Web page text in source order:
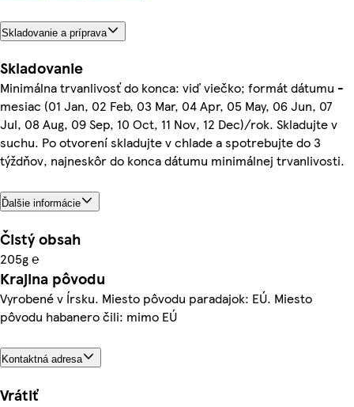
Skladovanie a príprava
Skladovanie
Minimálna trvanlivosť do konca: viď viečko; formát dátumu -
mesiac (01 Jan, 02 Feb, 03 Mar, 04 Apr, 05 May, 06 Jun, 07
Jul, 08 Aug, 09 Sep, 10 Oct, 11 Nov, 12 Dec)/rok. Skladujte v
suchu. Po otvorení skladujte v chlade a spotrebujte do 3
týždňov, najneskôr do konca dátumu minimálnej trvanlivosti.
Ďalšie informácie
Čistý obsah
205g ℮
Krajina pôvodu
Vyrobené v Írsku. Miesto pôvodu paradajok: EÚ. Miesto
pôvodu habanero čili: mimo EÚ
Kontaktná adresa
Vrátiť